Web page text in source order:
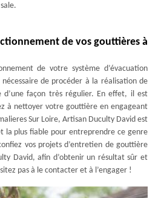
de vos gouttières à
de votre système d’évacuation
de procéder à la réalisation de
façon très régulier. En effet, il est
à nettoyer votre gouttière en engageant
Sur Loire, Artisan Duculty David est
la plus fiable pour entreprendre ce genre
vos projets d’entretien de gouttière
David, afin d’obtenir un résultat sûr et
pas à le contacter et à l’engager !